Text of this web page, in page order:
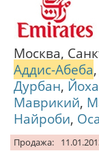
Москва,
Аддис-Абеба,
Дурбан,
Маврикий,
Найроби,
Продажа: